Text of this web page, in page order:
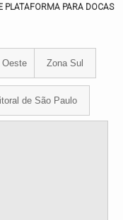
PLATAFORMA PARA DOCAS
Oeste Zona Sul
de São Paulo